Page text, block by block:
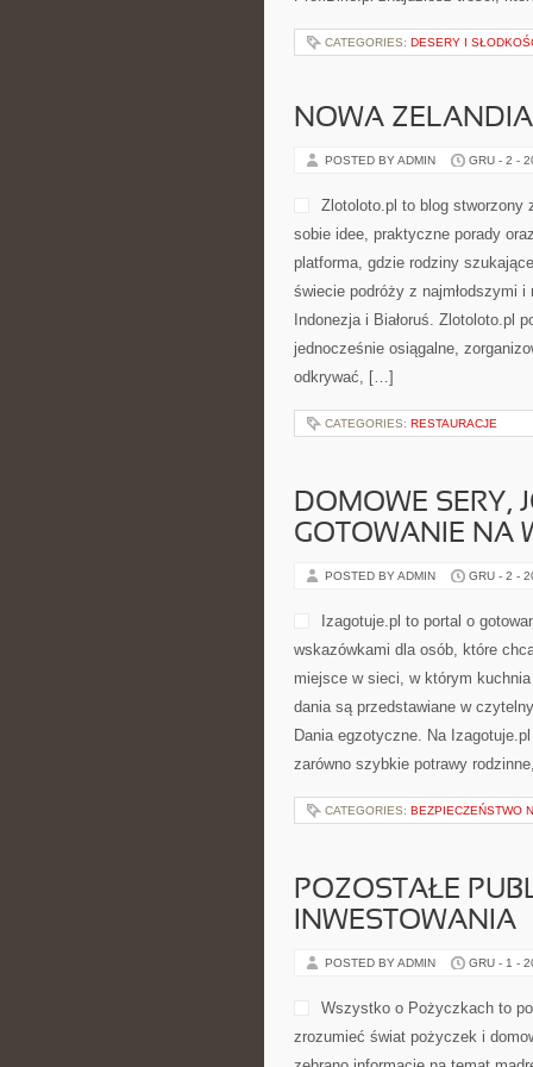
CATEGORIES: DESERY I
NOWA
POSTED BY ADMIN GRU - 2 -
Zlotoloto.pl to blog stworzony
sobie idee, praktyczne porady
platforma, gdzie rodziny
świecie podróży z najmłodszymi
Indonezja i Białoruś. Zlotoloto.pl
jednocześnie osiągalne,
odkrywać, […]
CATEGORIES: RESTAURACJE
DOMOWE SERY,
GOTOWANIE NA
POSTED BY ADMIN GRU - 2 -
Izagotuje.pl to portal o
wskazówkami dla osób, które
miejsce w sieci, w którym
dania są przedstawiane w
Dania egzotyczne. Na
zarówno szybkie potrawy
CATEGORIES: BEZPIECZEŃSTWO
POZOSTAŁE
INWESTOWANIA
POSTED BY ADMIN GRU - 1 -
Wszystko o Pożyczkach to
zrozumieć świat pożyczek i